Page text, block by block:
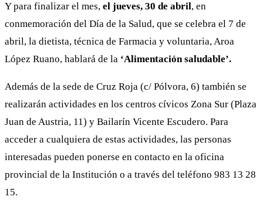
Y para finalizar el mes, el jueves, 30 de abril, en
conmemoración del Día de la Salud, que se celebra el 7 de
abril, la dietista, técnica de Farmacia y voluntaria, Aroa
López Ruano, hablará de la ‘Alimentación saludable’.
Además de la sede de Cruz Roja (c/ Pólvora, 6) también se
realizarán actividades en los centros cívicos Zona Sur (Plaza
Juan de Austria, 11) y Bailarín Vicente Escudero. Para
acceder a cualquiera de estas actividades, las personas
interesadas pueden ponerse en contacto en la oficina
provincial de la Institución o a través del teléfono 983 13 28
15.